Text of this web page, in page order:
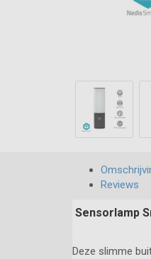
Reviews
Sensorlamp
Deze slimme